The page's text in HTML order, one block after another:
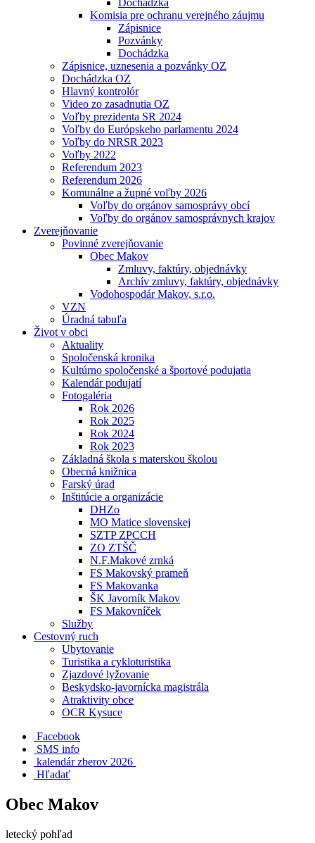
Dochádzka
Komisia pre ochranu verejného záujmu
Zápisnice
Pozvánky
Dochádzka
Zápisnice, uznesenia a pozvánky OZ
Dochádzka OZ
Hlavný kontrolór
Video zo zasadnutia OZ
Voľby prezidenta SR 2024
Voľby do Európskeho parlamentu 2024
Voľby do NRSR 2023
Voľby 2022
Referendum 2023
Referendum 2026
Komunálne a župné voľby 2026
Voľby do orgánov samosprávy obcí
Voľby do orgánov samosprávnych krajov
Zverejňovanie
Povinné zverejňovanie
Obec Makov
Zmluvy, faktúry, objednávky
Archív zmluvy, faktúry, objednávky
Vodohospodár Makov, s.r.o.
VZN
Úradná tabuľa
Život v obci
Aktuality
Spoločenská kronika
Kultúrno spoločenské a športové podujatia
Kalendár podujatí
Fotogaléria
Rok 2026
Rok 2025
Rok 2024
Rok 2023
Základná škola s materskou školou
Obecná knižnica
Farský úrad
Inštitúcie a organizácie
DHZo
MO Matice slovenskej
SZTP ZPCCH
ZO ZTŠČ
N.F.Makové zrnká
FS Makovský prameň
FS Makovanka
ŠK Javorník Makov
FS Makovníček
Služby
Cestovný ruch
Ubytovanie
Turistika a cykloturistika
Zjazdové lyžovanie
Beskydsko-javornícka magistrála
Atraktivity obce
OCR Kysuce
Facebook
SMS info
​ kalendár zberov 2026
Hľadať
Obec Makov
letecký pohľad